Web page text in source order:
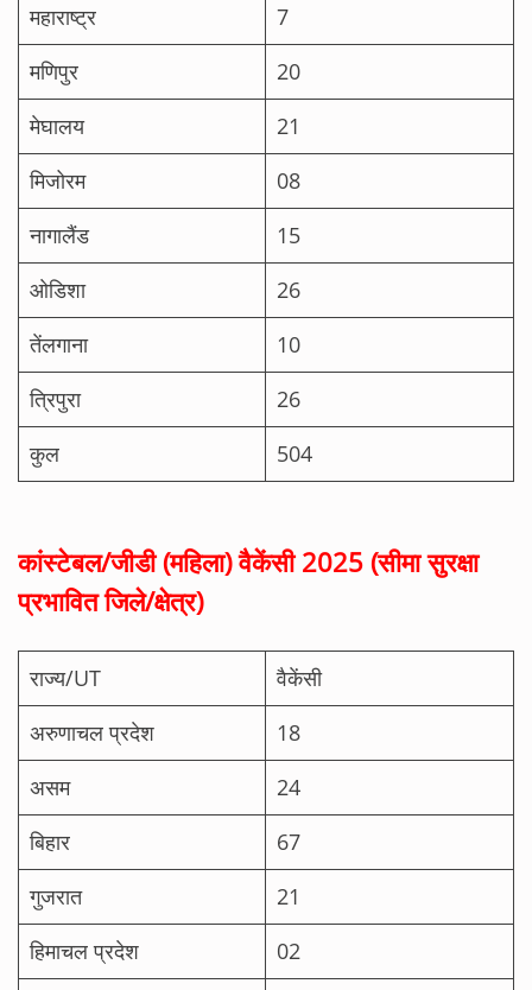
महाराष्ट्र
7
मणिपुर
20
मेघालय
21
मिजोरम
08
नागालैंड
15
ओडिशा
26
तेंलगाना
10
त्रिपुरा
26
कुल
504
कांस्टेबल/जीडी (महिला) वैकेंसी 2025 (सीमा सुरक्षा
प्रभावित जिले/क्षेत्र)
राज्य/UT
वैकेंसी
अरुणाचल प्रदेश
18
असम
24
बिहार
67
गुजरात
21
हिमाचल प्रदेश
02